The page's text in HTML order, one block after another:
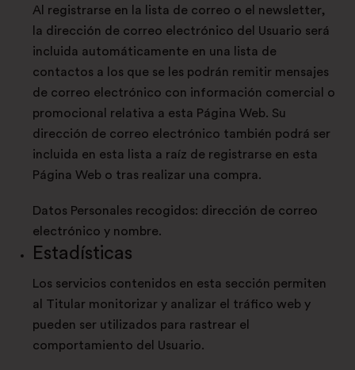
Al registrarse en la lista de correo o el newsletter,
la dirección de correo electrónico del Usuario será
incluida automáticamente en una lista de
contactos a los que se les podrán remitir mensajes
de correo electrónico con información comercial o
promocional relativa a esta Página Web. Su
dirección de correo electrónico también podrá ser
incluida en esta lista a raíz de registrarse en esta
Página Web o tras realizar una compra.
Datos Personales recogidos: dirección de correo
electrónico y nombre.
Estadísticas
Los servicios contenidos en esta sección permiten
al Titular monitorizar y analizar el tráfico web y
pueden ser utilizados para rastrear el
comportamiento del Usuario.